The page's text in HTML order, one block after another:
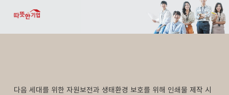
다음 세대를 위한 자원보전과 생태환경 보호를 위해 인쇄물 제작 시